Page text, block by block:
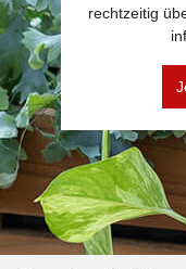
rechtzeitig